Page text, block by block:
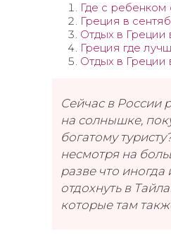
Где с ребенком
Греция в
Отдых в Греции
Греция где
Отдых в Греции
Сейчас в России
на солнышке,
богатому
несмотря на
разве что
отдохнуть в
которые там